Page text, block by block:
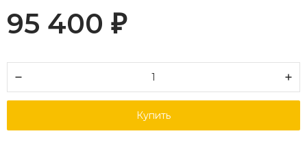
95 400 ₽
Купить